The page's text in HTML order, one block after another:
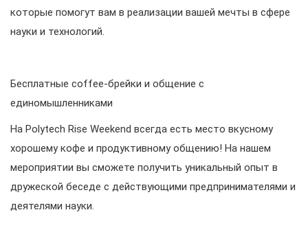
которые помогут вам в реализации вашей мечты в сфере
науки и технологий.
Бесплатные coffee-брейки и общение с
единомышленниками
На Polytech Rise Weekend всегда есть место вкусному
хорошему кофе и продуктивному общению! На нашем
мероприятии вы сможете получить уникальный опыт в
дружеской беседе с действующими предпринимателями и
деятелями науки.